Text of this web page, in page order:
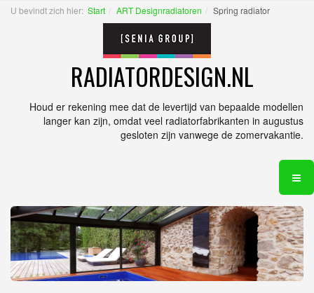
U bevindt zich hier: Start ART Designradiatoren Spring radiator
RADIATORDESIGN.NL
Houd er rekening mee dat de levertijd van bepaalde modellen
langer kan zijn, omdat veel radiatorfabrikanten in augustus
gesloten zijn vanwege de zomervakantie.